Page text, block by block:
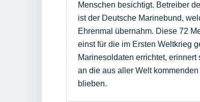
Menschen besichtigt. Betreiber
ist der Deutsche Marinebund,
Ehrenmal übernahm. Diese 72
einst für die im Ersten Weltkrieg
Marinesoldaten errichtet,
an die aus aller Welt
blieben.